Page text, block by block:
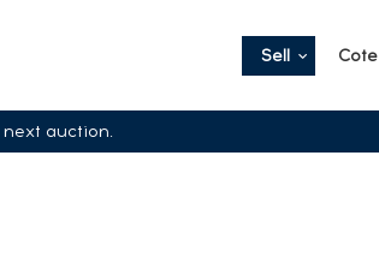
Sell Cote
auction.